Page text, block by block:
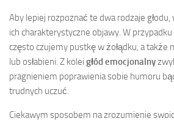
Aby lepiej rozpoznać te dwa rodzaje
ich charakterystyczne objawy. W przypadku
często czujemy pustkę w żołądku, a także
lub osłabieni. Z kolei głód emocjonalny
pragnieniem poprawienia sobie humoru
trudnych uczuć.
Ciekawym sposobem na zrozumienie